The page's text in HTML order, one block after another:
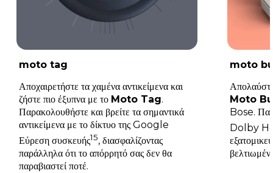
moto tag
Αποχαιρετήστε τα χαμένα αντικείμενα και
ζήστε πιο έξυπνα με το Moto Tag.
Παρακολουθήστε και βρείτε τα σημαντικά
αντικείμενα με το δίκτυο της Google
Εύρεση συσκευής15, διασφαλίζοντας
παράλληλα ότι το απόρρητό σας δεν θα
παραβιαστεί ποτέ.
moto
Moto
Bose.
Dolby